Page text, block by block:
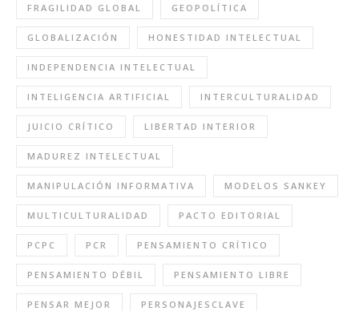
FRAGILIDAD GLOBAL GEOPOLÍTICA
GLOBALIZACIÓN HONESTIDAD INTELECTUAL
INDEPENDENCIA INTELECTUAL
INTELIGENCIA ARTIFICIAL INTERCULTURALIDAD
JUICIO CRÍTICO LIBERTAD INTERIOR
MADUREZ INTELECTUAL
MANIPULACIÓN INFORMATIVA MODELOS SANKEY
MULTICULTURALIDAD PACTO EDITORIAL
PCPC PCR PENSAMIENTO CRÍTICO
PENSAMIENTO DÉBIL PENSAMIENTO LIBRE
PENSAR MEJOR PERSONAJESCLAVE